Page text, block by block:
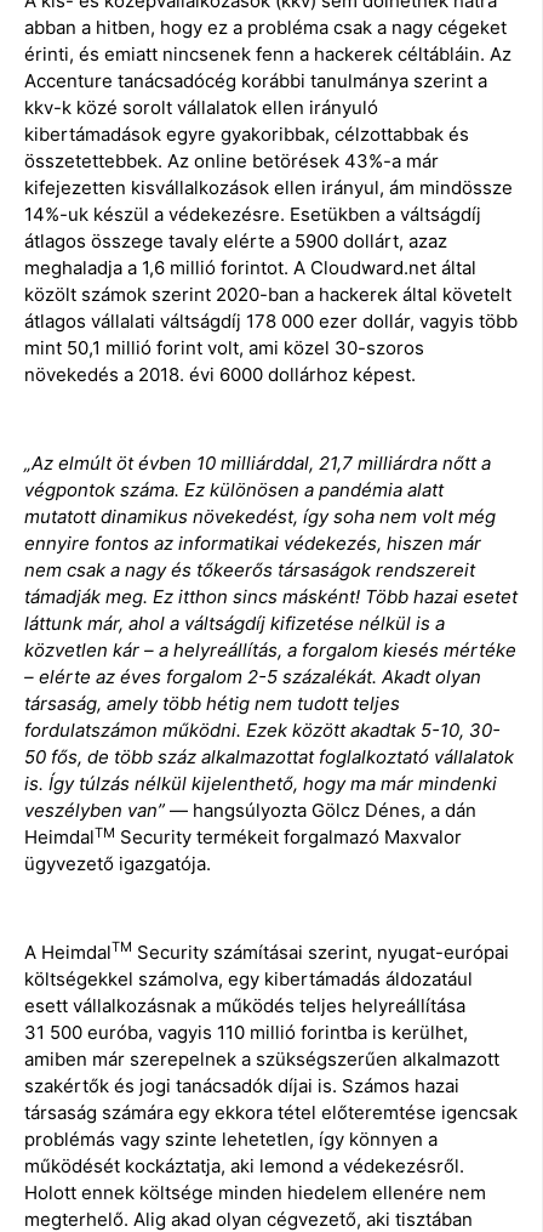
abban a hitben, hogy ez a probléma csak a nagy cégeket
érinti, és emiatt nincsenek fenn a hackerek céltábláin. Az
Accenture tanácsadócég korábbi tanulmánya szerint a
kkv-k közé sorolt vállalatok ellen irányuló
kibertámadások egyre gyakoribbak, célzottabbak és
összetettebbek. Az online betörések 43%-a már
kifejezetten kisvállalkozások ellen irányul, ám mindössze
14%-uk készül a védekezésre. Esetükben a váltságdíj
átlagos összege tavaly elérte a 5900 dollárt, azaz
meghaladja a 1,6 millió forintot. A Cloudward.net által
közölt számok szerint 2020-ban a hackerek által követelt
átlagos vállalati váltságdíj 178 000 ezer dollár, vagyis több
mint 50,1 millió forint volt, ami közel 30-szoros
növekedés a 2018. évi 6000 dollárhoz képest.
„Az elmúlt öt évben 10 milliárddal, 21,7 milliárdra nőtt a
végpontok száma. Ez különösen a pandémia alatt
mutatott dinamikus növekedést, így soha nem volt még
ennyire fontos az informatikai védekezés, hiszen már
nem csak a nagy és tőkeerős társaságok rendszereit
támadják meg. Ez itthon sincs másként! Több hazai esetet
láttunk már, ahol a váltságdíj kifizetése nélkül is a
közvetlen kár – a helyreállítás, a forgalom kiesés mértéke
– elérte az éves forgalom 2-5 százalékát. Akadt olyan
társaság, amely több hétig nem tudott teljes
fordulatszámon működni. Ezek között akadtak 5-10, 30-
50 fős, de több száz alkalmazottat foglalkoztató vállalatok
is. Így túlzás nélkül kijelenthető, hogy ma már mindenki
veszélyben van” — hangsúlyozta Gölcz Dénes, a dán
HeimdalTM Security termékeit forgalmazó Maxvalor
ügyvezető igazgatója.
A HeimdalTM Security számításai szerint, nyugat-európai
költségekkel számolva, egy kibertámadás áldozatául
esett vállalkozásnak a működés teljes helyreállítása
31 500 euróba, vagyis 110 millió forintba is kerülhet,
amiben már szerepelnek a szükségszerűen alkalmazott
szakértők és jogi tanácsadók díjai is. Számos hazai
társaság számára egy ekkora tétel előteremtése igencsak
problémás vagy szinte lehetetlen, így könnyen a
működését kockáztatja, aki lemond a védekezésről.
Holott ennek költsége minden hiedelem ellenére nem
megterhelő. Alig akad olyan cégvezető, aki tisztában